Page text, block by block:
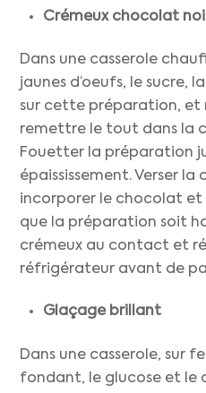
Crémeux chocolat
Dans une casserole
jaunes d’oeufs, le sucre,
sur cette préparation, et
remettre le tout dans la
Fouetter la préparation
épaississement. Verser la
incorporer le chocolat et
que la préparation soit
crémeux au contact et
réfrigérateur avant de
Glaçage brillant
Dans une casserole, sur
fondant, le glucose et le